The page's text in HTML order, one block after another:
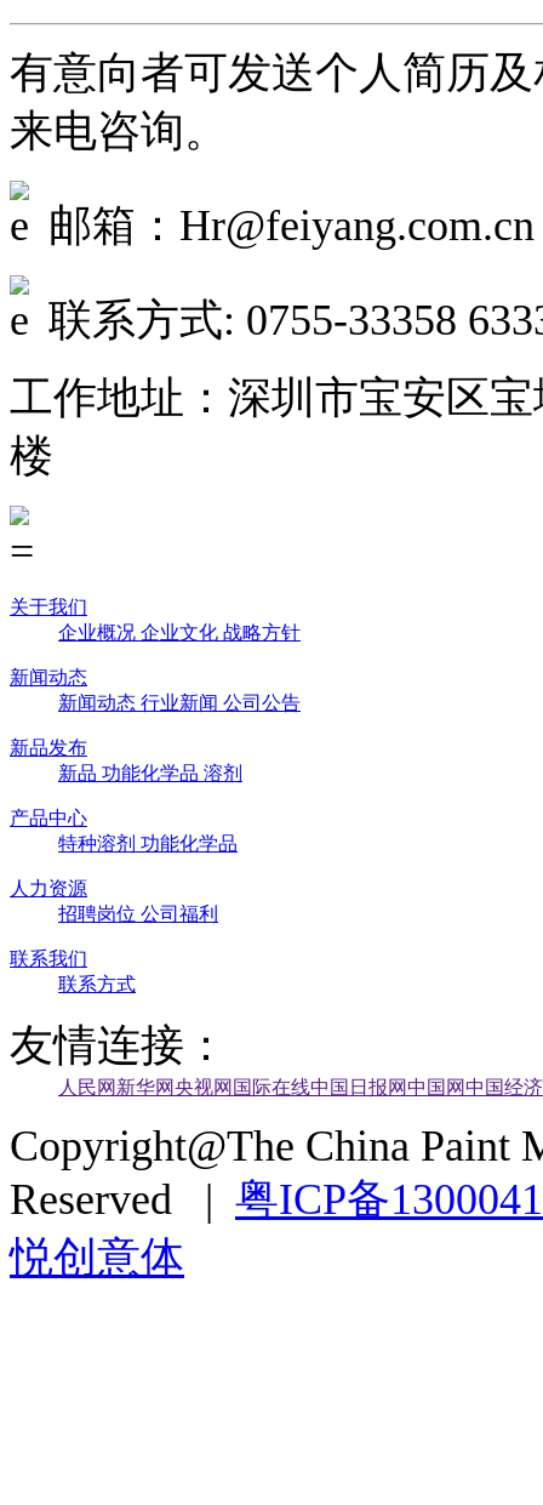
有意向者可发送个人简历
来电咨询。
邮箱：Hr@feiyang.com.cn
联系方式: 0755-33358
工作地址：深圳市宝安区
楼
关于我们
企业概况 企业文化 战略方针
新闻动态
新闻动态 行业新闻 公司公告
新品发布
新品 功能化学品 溶剂
产品中心
特种溶剂 功能化学品
人力资源
招聘岗位 公司福利
联系我们
联系方式
友情连接：
人民网 新华网央视网 国际在线中国日报网中国网中国经
Copyright@The China Paint
Reserved | 粤ICP备
悦创意体